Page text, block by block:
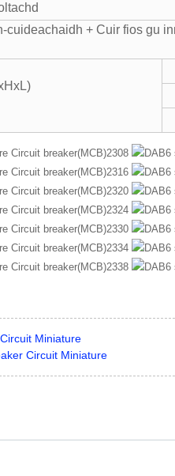
cuideachaidh + Cuir fios gu
Miniature
Circuit Miniature